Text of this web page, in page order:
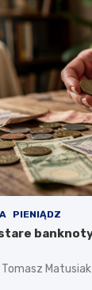
PIENIĄDZ
Tomasz Matusiak